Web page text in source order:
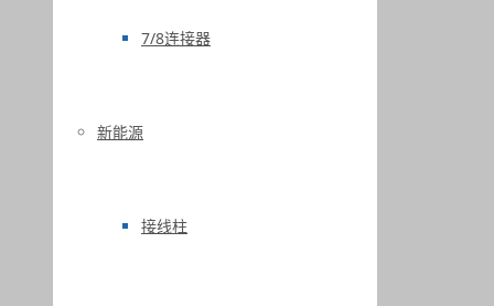
7/8连接器
新能源
接线柱